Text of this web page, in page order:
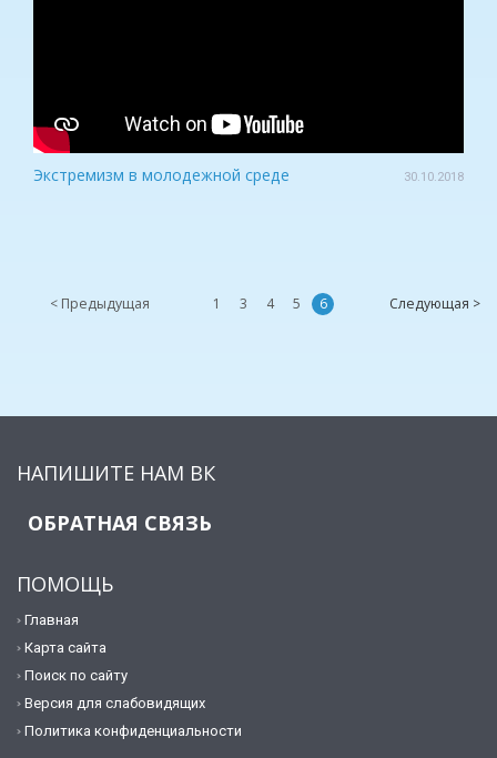
Экстремизм в молодежной среде 30.10.2018
< Предыдущая 1 3 4 5 6 Следующая >
НАПИШИТЕ НАМ ВК
ОБРАТНАЯ СВЯЗЬ
ПОМОЩЬ
Главная
Карта сайта
Поиск по сайту
Версия для слабовидящих
Политика конфиденциальности